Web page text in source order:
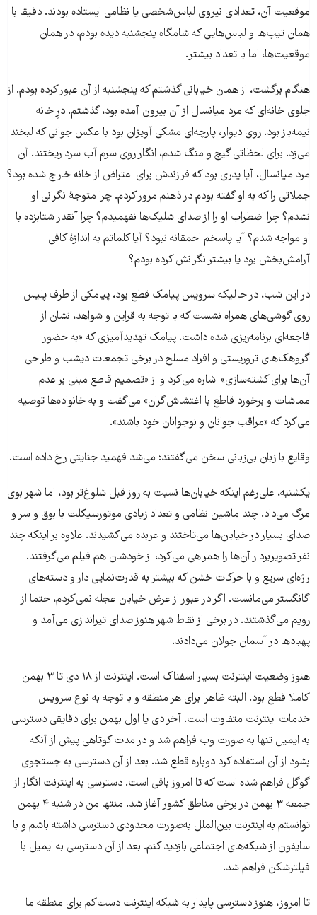
موقعیت آن، تعدادی نیروی لباس‌شخصی یا نظامی ایستاده بودند. دقیقا با
همان تیپ‌ها و لباس‌هایی که شامگاه پنجشنبه دیده بودم، در همان
موقعیت‌ها، اما با تعداد بیشتر.
هنگام برگشت، از همان خیابانی گذشتم که پنجشنبه از آن عبور کرده بودم. از
جلوی خانه‌ای که مرد میانسال از آن بیرون آمده بود، گذشتم. درِ خانه
نیمه‌باز بود. روی دیوار، پارچه‌ای مشکی آویزان بود با عکس جوانی که لبخند
می‌زد. برای لحظاتی گیج و منگ شدم، انگار روی سرم آب سرد ریختند. آن
مرد میانسال، آیا پدری بود که فرزندش برای اعتراض از خانه خارج شده بود؟
جملاتی را که به او گفته بودم در ذهنم مرور کردم. چرا متوجۀ نگرانی او
نشدم؟ چرا اضطراب او را از صدای شلیک‌ها نفهمیدم؟ چرا آنقدر شتابزده با
او مواجه شدم؟ آیا پاسخم احمقانه نبود؟ آیا کلماتم به اندازۀ کافی
آرامش‌بخش بود یا بیشتر نگرانش کرده بودم؟
در این شب، در حالیکه سرویس پیامک قطع بود، پیامکی از طرف پلیس
روی گوشی‌های همراه نشست که با توجه به قراین و شواهد، نشان از
فاجعه‌ای برنامه‌ریزی شده داشت. پیامک تهدیدآمیزی که «به حضور
گروهک‌های تروریستی و افراد مسلح در برخی تجمعات دیشب و طراحی
آن‌ها برای کشته‌سازی» اشاره می‌کرد و از «تصمیم قاطع مبنی بر عدم
مماشات و برخورد قاطع با اغتشاش‌گران» می‌گفت و به خانواده‌ها توصیه
می‌کرد که «مراقب جوانان و نوجوانان خود باشند».
وقایع با زبان بی‌زبانی سخن می‌گفتند؛ می‌شد فهمید جنایتی رخ داده است.
یکشنبه، علی‌رغم اینکه خیابان‌ها نسبت به روز قبل شلوغ‌تر بود، اما شهر بوی
مرگ می‌داد. چند ماشین نظامی و تعداد زیادی موتورسیکلت با بوق و سر و
صدای بسیار در خیابان‌ها می‌تاختند و عربده می‌کشیدند. علاوه بر اینکه چند
نفر تصویربردار آن‌ها را همراهی می‌کرد، از خودشان هم فیلم می‌گرفتند.
رژه‌ای سریع و با حرکات خشن که بیشتر به قدرت‌نمایی دار و دسته‌های
گانگستر می‌مانست. اگر در عبور از عرض خیابان عجله نمی‌کردم، حتما از
رویم می‌گذشتند. در برخی از نقاط شهر هنوز صدای تیراندازی می‌آمد و
پهبادها در آسمان جولان می‌دادند.
هنوز وضعیت اینترنت بسیار اسفناک است. اینترنت از ۱۸ دی تا ۳ بهمن
کاملا قطع بود. البته ظاهرا برای هر منطقه و با توجه به نوع سرویس
خدمات اینترنت متفاوت است. آخر دی یا اول بهمن برای دقایقی دسترسی
به ایمیل تنها به صورت وب فراهم شد و در مدت کوتاهی پیش از آنکه
بشود از آن استفاده کرد دوباره قطع شد. بعد از آن دسترسی به جستجوی
گوگل فراهم شده است که تا امروز باقی است. دسترسی به اینترنت انگار از
جمعه ۳ بهمن در برخی مناطق کشور آغاز شد. منتها من در شنبه ۴ بهمن
توانستم به اینترنت بین‌الملل به‌صورت محدودی دسترسی داشته باشم و با
سایفون از شبکه‌های اجتماعی بازدید کنم. بعد از آن دسترسی به ایمیل با
فیلترشکن فراهم شد.
تا امروز، هنوز دسترسی پایدار به شبکه اینترنت دست‌کم برای منطقه ما